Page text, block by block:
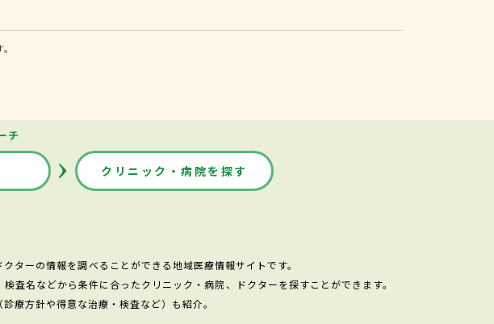
チ
クリニック・病院を探す
ターの情報を調べることができる地域医療情報サイトです。
名などから条件に合ったクリニック・病院、ドクターを探すことができます。
療方針や得意な治療・検査など）も紹介。